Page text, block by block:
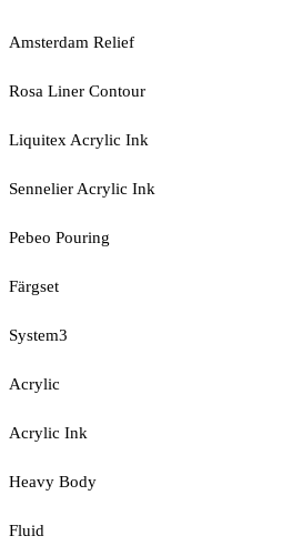
Amsterdam Relief
Rosa Liner Contour
Liquitex Acrylic Ink
Sennelier Acrylic Ink
Pebeo Pouring
Färgset
System3
Acrylic
Acrylic Ink
Heavy Body
Fluid